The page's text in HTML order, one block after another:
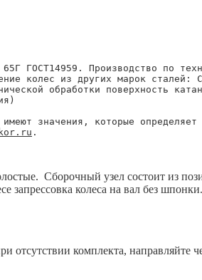
ГОСТ14959. Производство по
колес из других марок сталей:
обработки поверхность
значения, которые определяет
.
Сборочный узел состоит из
колеса на вал без
отсутствии комплекта, направляйте